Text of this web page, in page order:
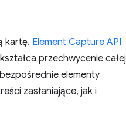
kartę. Element Capture API
przechwycenie całej
elementy
zasłaniające, jak i